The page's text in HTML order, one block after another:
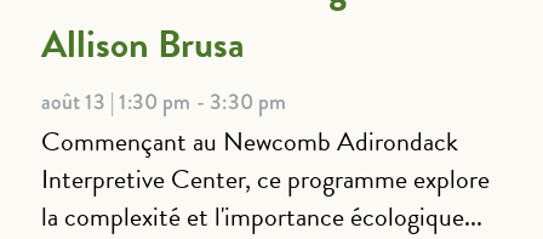
Allison Brusa
août 13 | 1:30 pm - 3:30 pm
Commençant au Newcomb Adirondack
Interpretive Center, ce programme explore
la complexité et l'importance écologique...